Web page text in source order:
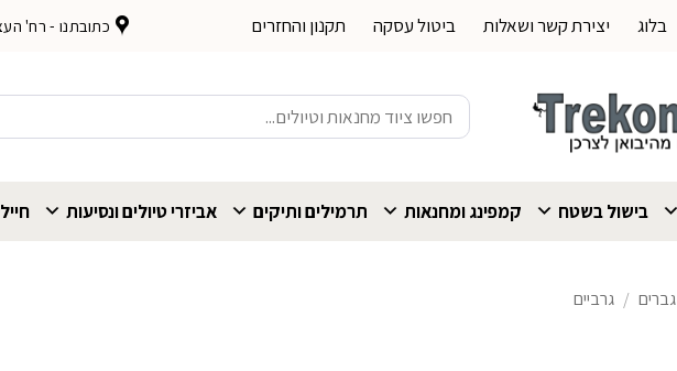
בלוג יצירת קשר ושאלות ביטול עסקה תקנון והחזרים כתובתנו - רח' העצמאות
חיפוש
עבור:
בישול בשטח קמפינג ומחנאות תרמילים ותיקים אביזרי טיולים ונסיעות
גברים / גרביים